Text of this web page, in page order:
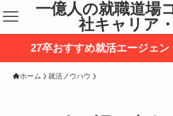
一億人の就職道場
社キャリア
27卒おすすめ就活エージェ
ホーム 就活ノウハウ